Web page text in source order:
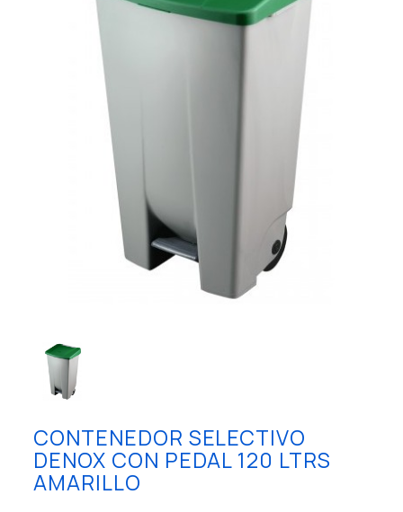
CONTENEDOR SELECTIVO
DENOX CON PEDAL 120 LTRS
AMARILLO